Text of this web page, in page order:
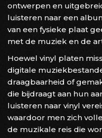
ontwerpen en
luisteren naar een
van een fysieke plaat
met de muziek en de
Hoewel vinyl platen
digitale
draagbaarheid of
die bijdraagt aan hun
luisteren naar vinyl
waardoor men zich
de muzikale reis die